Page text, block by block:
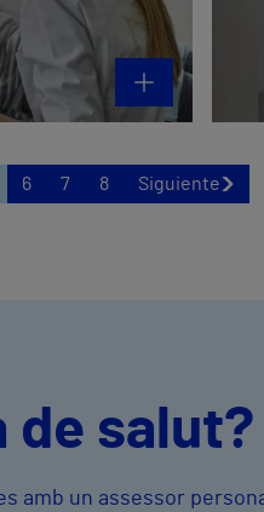
6 7 8 Siguiente
de salut?
amb un assessor